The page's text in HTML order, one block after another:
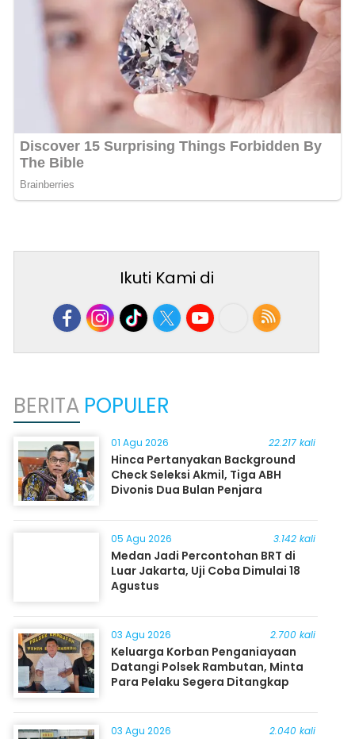
Ikuti Kami di
BERITA POPULER
01 Agu 2026 22.217 kali
Hinca Pertanyakan Background
Check Seleksi Akmil, Tiga ABH
Divonis Dua Bulan Penjara
05 Agu 2026 3.142 kali
Medan Jadi Percontohan BRT di
Luar Jakarta, Uji Coba Dimulai 18
Agustus
03 Agu 2026 2.700 kali
Keluarga Korban Penganiayaan
Datangi Polsek Rambutan, Minta
Para Pelaku Segera Ditangkap
03 Agu 2026 2.040 kali